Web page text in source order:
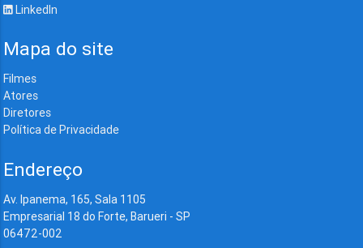
LinkedIn
Mapa do site
Filmes
Atores
Diretores
Política de Privacidade
Endereço
Av. Ipanema, 165, Sala 1105
Empresarial 18 do Forte, Barueri - SP
06472-002